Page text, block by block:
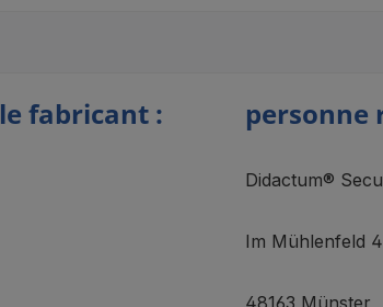
fabricant : personne
Didactum®
Im Mühlenfeld 4
48163 Münster